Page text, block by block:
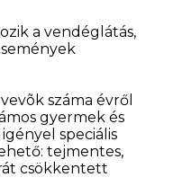
a vendéglátás,
száma évről
gyermek és
speciális
tejmentes,
csökkentett